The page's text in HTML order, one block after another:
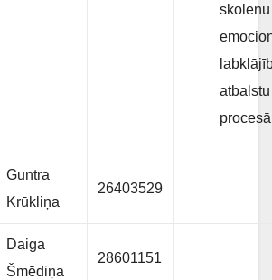
skolēnu
Guntra
Krūkliņa
26403529
Daiga
Šmēdiņa
28601151